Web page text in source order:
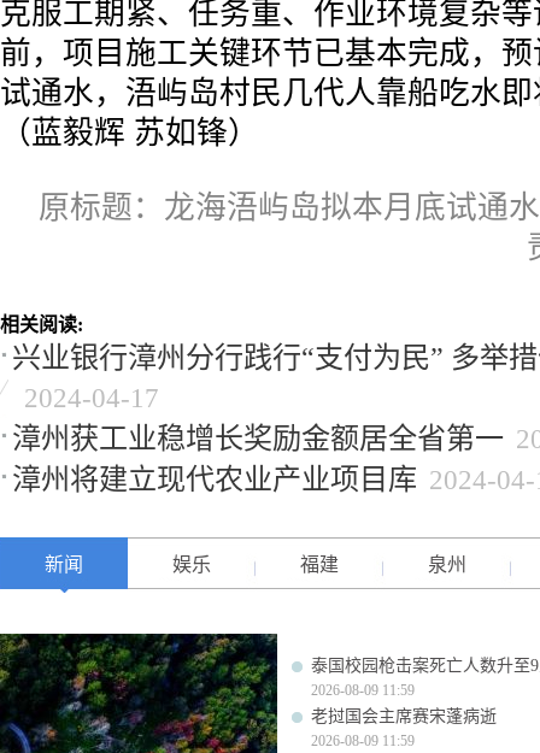
克服工期紧、任务重、作业环境复杂
前，项目施工关键环节已基本完成，
试通水，浯屿岛村民几代人靠船吃水
（蓝毅辉 苏如锋）
原标题：龙海浯屿岛拟本月底试通水
相关阅读:
兴业银行漳州分行践行“支付为民” 多举
2024-04-17
漳州获工业稳增长奖励金额居全省第一
漳州将建立现代农业产业项目库 2024-
新闻 娱乐 福建 泉州
泰国校园枪击案死亡人数升至
2026-08-09 11:59
老挝国会主席赛宋蓬病逝
2026-08-09 11:59